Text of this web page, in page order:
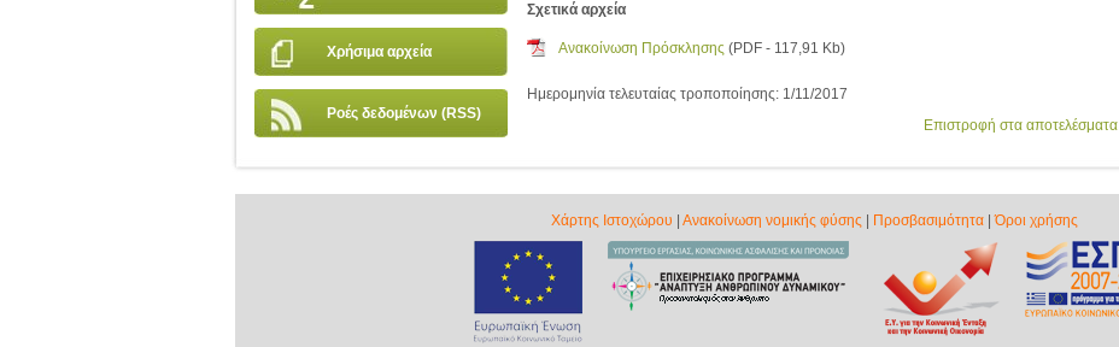
Χρήσιμα αρχεία
Ροές δεδομένων (RSS)
Σχετικά αρχεία
Ανακοίνωση Πρόσκλησης (PDF - 117,91 Kb)
Ημερομηνία τελευταίας τροποποίησης: 1/11/2017
Επιστροφή στα αποτελέσματα
Χάρτης Ιστοχώρου Ανακοίνωση νομικής φύσης Προσβασιμότητα|Όροι χρήσης